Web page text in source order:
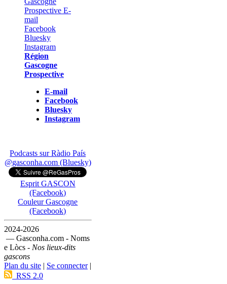
Région
Gascogne
Prospective
E-mail
Facebook
Bluesky
Instagram
Podcasts sur Ràdio País
@gasconha.com (Bluesky)
Esprit GASCON
(Facebook)
Couleur Gascogne
(Facebook)
2024-2026
— Gasconha.com - Noms
e Lòcs - Nos lieux-dits
gascons
Plan du site | Se connecter|
RSS 2.0